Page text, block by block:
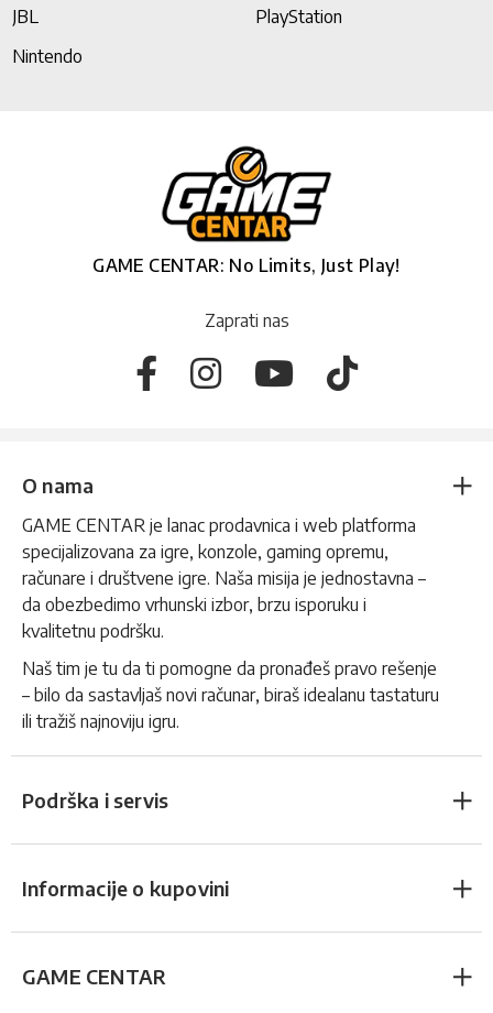
JBL
PlayStation
Nintendo
GAME CENTAR: No Limits, Just Play!
Zaprati nas
O nama
GAME CENTAR je lanac prodavnica i web platforma
specijalizovana za igre, konzole, gaming opremu,
računare i društvene igre. Naša misija je jednostavna –
da obezbedimo vrhunski izbor, brzu isporuku i
kvalitetnu podršku.
Naš tim je tu da ti pomogne da pronađeš pravo rešenje
– bilo da sastavljaš novi računar, biraš idealanu tastaturu
ili tražiš najnoviju igru.
Podrška i servis
Informacije o kupovini
GAME CENTAR